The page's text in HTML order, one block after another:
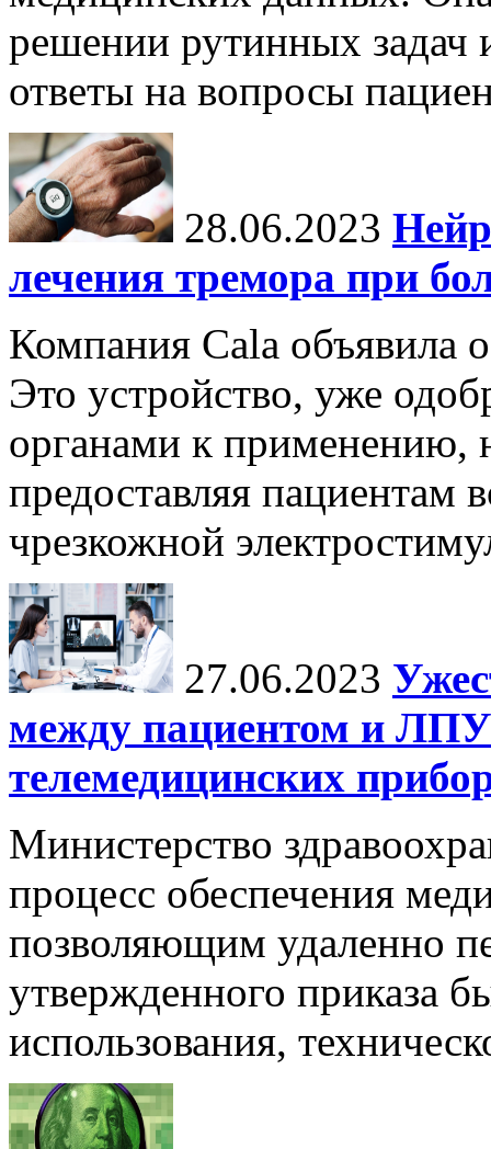
решении рутинных задач
ответы на вопросы
28.06.2023
лечения тремора при
Компания Cala объявила
Это устройство, уже
органами к применению,
предоставляя пациентам
чрезкожной
27.06.2023
между пациентом и
телемедицинских
Министерство
процесс обеспечения
позволяющим удаленно
утвержденного приказа
использования,